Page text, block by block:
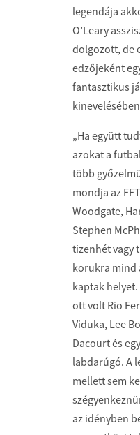
legendája
O’Leary
dolgozott, de
edzőjeként
fantasztikus
„Ha együtt
azokat a
több
mondja az
Woodgate,
Stephen
tizenhét vagy
korukra mind
kaptak
ott volt Rio
Viduka, Lee
Dacourt és
labdarúgó. A
mellett sem
az idényben